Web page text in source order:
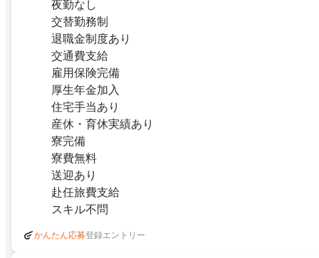
夜勤なし
交替勤務制
退職金制度あり
交通費支給
雇用保険完備
厚生年金加入
住宅手当あり
産休・育休実績あり
寮完備
寮費無料
送迎あり
赴任旅費支給
スキル不問
かんたん応募登録エントリー